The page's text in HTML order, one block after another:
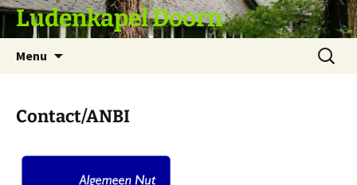
Ludenkapel Doorn
Menu
inhoud
Zoeken
naar:
Contact/ANBI